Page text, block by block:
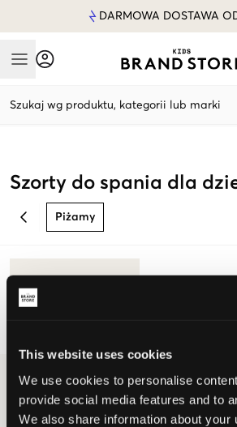
This website uses cookies
We use cookies to personalise
provide social media features and to
We also share information about your
DARMOWA DOSTAWA
Mobile Menu
Szukaj wg produktu, kategorii lub marki
Dziewczyna Odzież do spania Szorty
Szorty do spania dla
Szorty do spania dla
BACK Piżamy